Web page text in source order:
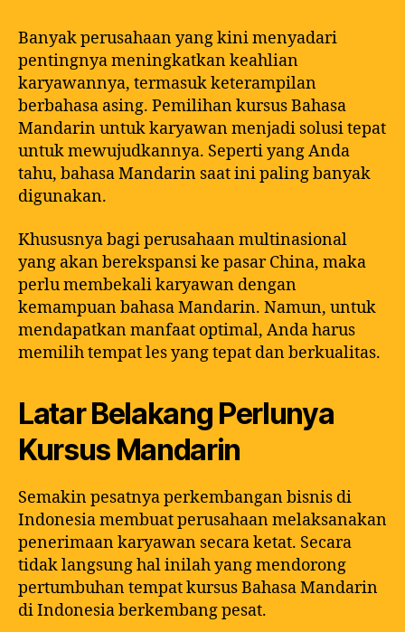
Banyak perusahaan yang kini menyadari
pentingnya meningkatkan keahlian
karyawannya, termasuk keterampilan
berbahasa asing. Pemilihan kursus Bahasa
Mandarin untuk karyawan menjadi solusi tepat
untuk mewujudkannya. Seperti yang Anda
tahu, bahasa Mandarin saat ini paling banyak
digunakan.
Khususnya bagi perusahaan multinasional
yang akan berekspansi ke pasar China, maka
perlu membekali karyawan dengan
kemampuan bahasa Mandarin. Namun, untuk
mendapatkan manfaat optimal, Anda harus
memilih tempat les yang tepat dan berkualitas.
Latar Belakang Perlunya
Kursus Mandarin
Semakin pesatnya perkembangan bisnis di
Indonesia membuat perusahaan melaksanakan
penerimaan karyawan secara ketat. Secara
tidak langsung hal inilah yang mendorong
pertumbuhan tempat kursus Bahasa Mandarin
di Indonesia berkembang pesat.